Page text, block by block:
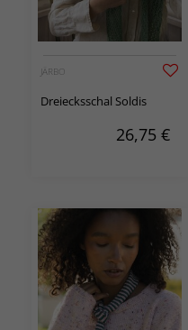
JÄRBO
Dreiecksschal Soldis
26,75 €